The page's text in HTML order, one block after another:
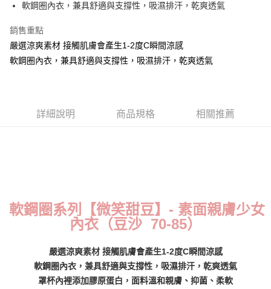
街口支付
悠遊付
ATM付款
萊爾富取貨付款
每筆NT$70，滿NT$799(含以上)免運費
每筆NT$70，滿NT$799(含以上)免運費
7-11取貨付款
軟鋼圈內衣，兼具舒適與支撐性，吸濕排汗，乾爽透氣
銷售重點
嚴選涼爽素材 接觸肌膚會產生1-2度C瞬間涼感
軟鋼圈內衣，兼具舒適與支撐性，吸濕排汗，乾爽透氣
詳細說明 商品規格 相關推薦
軟鋼圈系列【微笑甜豆】- 素面親膚少女
內衣（豆沙 70-85）
嚴選涼爽素材 接觸肌膚會產生1-2度C瞬間涼感
軟鋼圈內衣，兼具舒適與支撐性，吸濕排汗，乾爽透氣
罩杯內裡添加膠原蛋白，面料溫和親膚、抑菌、柔軟